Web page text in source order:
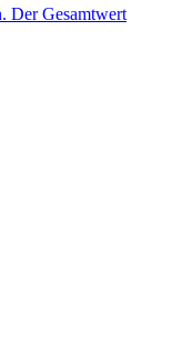
Der Gesamtwert